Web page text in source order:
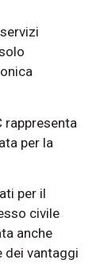
rappresenta
per la
per il
civile
anche
dei vantaggi